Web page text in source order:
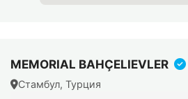
MEMORIAL BAHÇELIEVLER
Стамбул, Турция